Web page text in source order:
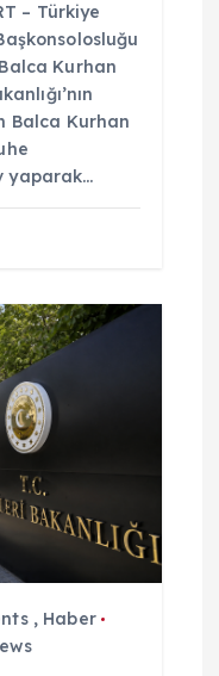
– Türkiye
Kurhan
Balca Kurhan
yaparak…
, Haber